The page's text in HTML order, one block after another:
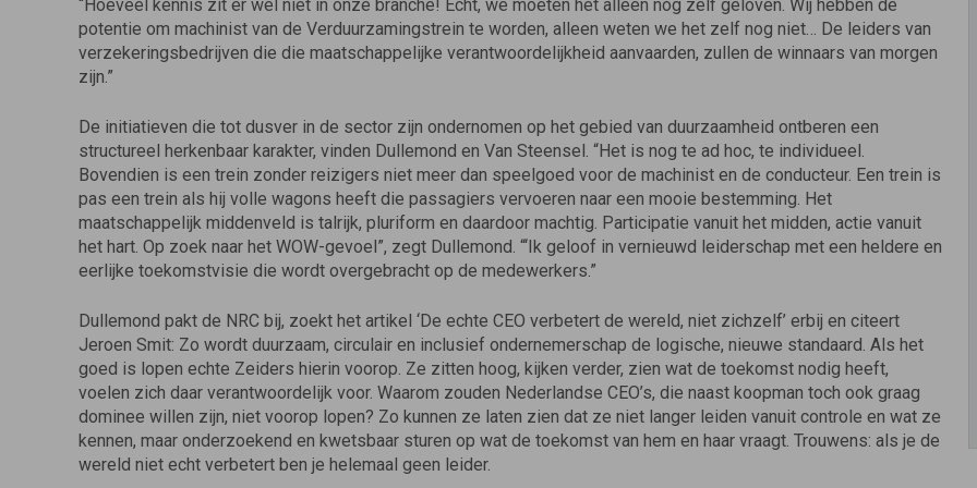
“Hoeveel kennis zit er wel niet in onze branche! Echt, we moeten het alleen nog zelf geloven. Wij hebben de
potentie om machinist van de Verduurzamingstrein te worden, alleen weten we het zelf nog niet… De leiders van
verzekeringsbedrijven die die maatschappelijke verantwoordelijkheid aanvaarden, zullen de winnaars van morgen
zijn.”
De initiatieven die tot dusver in de sector zijn on­dernomen op het gebied van duurzaamheid ontberen een
structureel herkenbaar karakter, vinden Dulle­mond en Van Steensel. “Het is nog te ad hoc, te indivi­dueel.
Bovendien is een trein zonder reizigers niet meer dan speelgoed voor de machinist en de conducteur. Een trein is
pas een trein als hij volle wagons heeft die pas­sagiers vervoeren naar een mooie bestemming. Het
maatschappelijk middenveld is talrijk, pluriform en daardoor machtig. Participatie vanuit het midden, ac­tie vanuit
het hart. Op zoek naar het WOW-gevoel”, zegt Dullemond. “‘Ik geloof in vernieuwd leiderschap met een heldere en
eerlijke toekomstvisie die wordt overge­bracht op de medewerkers.”
Dullemond pakt de NRC bij, zoekt het artikel ‘De echte CEO verbetert de wereld, niet zichzelf’ erbij en citeert
Jeroen Smit: Zo wordt duurzaam, circulair en inclusief ondernemerschap de logische, nieuwe standaard. Als het
goed is lopen echte Zeiders hierin voorop. Ze zitten hoog, kijken verder, zien wat de toekomst nodig heeft,
voelen zich daar verantwoordelijk voor. Waarom zouden Ne­derlandse CEO’s, die naast koopman toch ook graag
do­minee willen zijn, niet voorop lopen? Zo kunnen ze laten zien dat ze niet langer leiden vanuit controle en wat ze
kennen, maar onderzoekend en kwetsbaar sturen op wat de toekomst van hem en haar vraagt. Trouwens: als je de
wereld niet echt verbetert ben je helemaal geen leider.